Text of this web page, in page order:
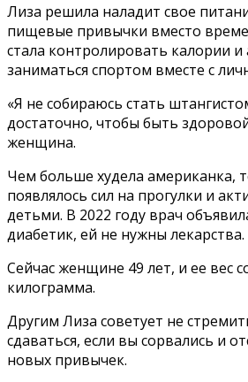
Лиза решила наладит свое
пищевые привычки вместо
стала контролировать калории и
заниматься спортом вместе с
«Я не собираюсь стать
достаточно, чтобы быть
женщина.
Чем больше худела американка,
появлялось сил на прогулки и
детьми. В 2022 году врач
диабетик, ей не нужны лекарства.
Сейчас женщине 49 лет, и ее вес
килограмма.
Другим Лиза советует не
сдаваться, если вы сорвались и
новых привычек.